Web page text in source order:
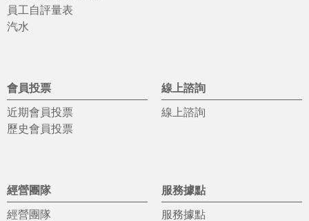
員工自評量表
汽水
會員投票
近期會員投票
歷史會員投票
線上諮詢
線上諮詢
經營團隊
經營團隊
服務據點
服務據點